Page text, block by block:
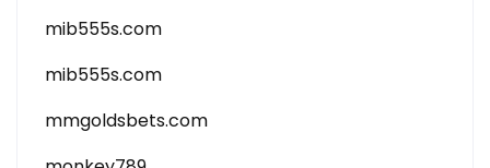
mib555s.com
mib555s.com
mmgoldsbets.com